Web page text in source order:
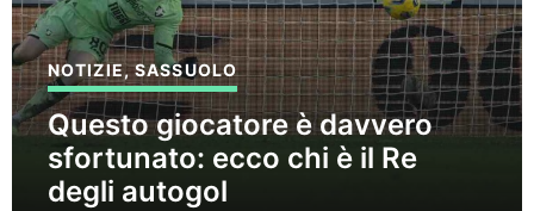
NOTIZIE,SASSUOLO
Questo giocatore è davvero
sfortunato: ecco chi è il Re
degli autogol